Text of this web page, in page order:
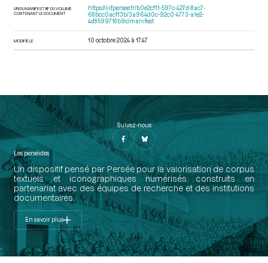
URI DU MANIFEST IIIF DU VOLUME
CONTENANT LE DOCUMENT
https://iiif.persee.fr/b0e2cf11-597c-427d-8ac7-
68bcc0acf13b/3a964d0c-92c0-4773-a1e2-
4d8599718b9c/manifest
MODIFIÉ LE 10 octobre 2024 à 17:47
Suivez-nous
Les perséides
Un dispositif pensé par Persée pour la valorisation de corpus
textuels et iconographiques numérisés construits en
partenariat avec des équipes de recherche et des institutions
documentaires.
En savoir plus